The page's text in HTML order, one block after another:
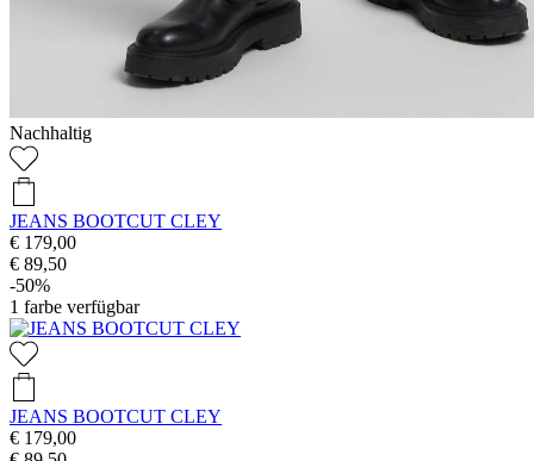
Nachhaltig
JEANS BOOTCUT CLEY
€ 179,00
€ 89,50
-50%
1 farbe verfügbar
JEANS BOOTCUT CLEY
€ 179,00